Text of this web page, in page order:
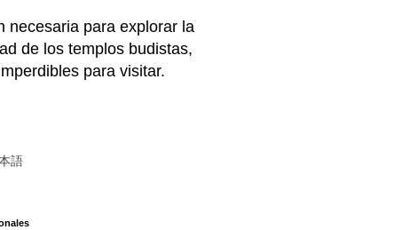
necesaria para explorar la
de los templos budistas,
para visitar.
語